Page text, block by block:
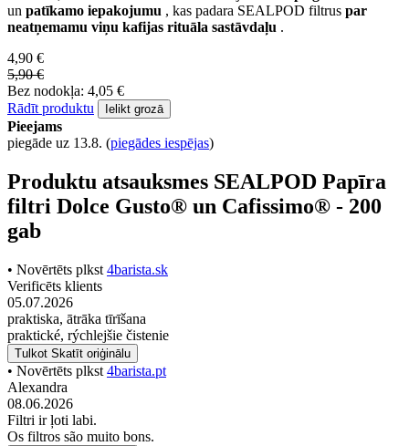
un patīkamo iepakojumu , kas padara SEALPOD filtrus par
neatņemamu viņu kafijas rituāla sastāvdaļu .
4,90 €
5,90 €
Bez nodokļa: 4,05 €
Rādīt produktu
Ielikt grozā
Pieejams
piegāde uz 13.8. (piegādes iespējas)
Produktu atsauksmes SEALPOD Papīra
filtri Dolce Gusto® un Cafissimo® - 200
gab
• Novērtēts plkst 4barista.sk
Verificēts klients
05.07.2026
praktiska, ātrāka tīrīšana
praktické, rýchlejšie čistenie
Tulkot Skatīt oriģinālu
• Novērtēts plkst 4barista.pt
Alexandra
08.06.2026
Filtri ir ļoti labi.
Os filtros são muito bons.